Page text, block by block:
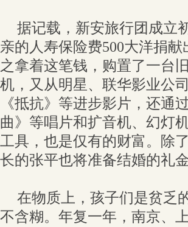
据记载，新安旅行团成立
亲的人寿保险费500大洋捐
之拿着这笔钱，购置了一台
机，又从明星、联华影业公
《抵抗》等进步影片，还通
曲》等唱片和扩音机、幻灯
工具，也是仅有的财富。除
长的张平也将准备结婚的礼
在物质上，孩子们是贫乏
不含糊。年复一年，南京